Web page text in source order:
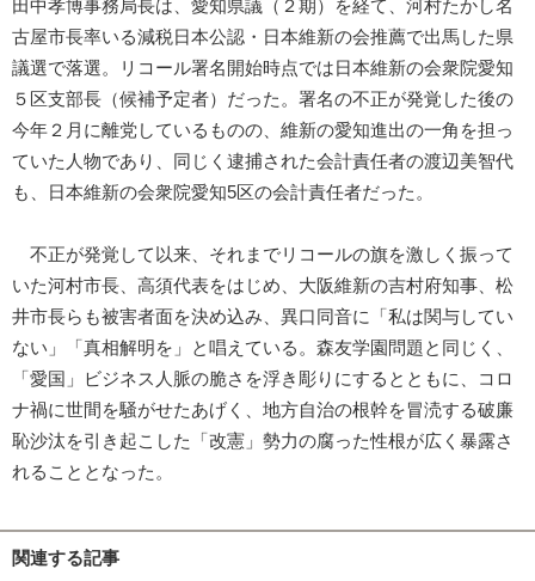
田中孝博事務局長は、愛知県議（２期）を経て、河村たかし名
古屋市長率いる減税日本公認・日本維新の会推薦で出馬した県
議選で落選。リコール署名開始時点では日本維新の会衆院愛知
５区支部長（候補予定者）だった。署名の不正が発覚した後の
今年２月に離党しているものの、維新の愛知進出の一角を担っ
ていた人物であり、同じく逮捕された会計責任者の渡辺美智代
も、日本維新の会衆院愛知5区の会計責任者だった。
不正が発覚して以来、それまでリコールの旗を激しく振って
いた河村市長、高須代表をはじめ、大阪維新の吉村府知事、松
井市長らも被害者面を決め込み、異口同音に「私は関与してい
ない」「真相解明を」と唱えている。森友学園問題と同じく、
「愛国」ビジネス人脈の脆さを浮き彫りにするとともに、コロ
ナ禍に世間を騒がせたあげく、地方自治の根幹を冒涜する破廉
恥沙汰を引き起こした「改憲」勢力の腐った性根が広く暴露さ
れることとなった。
関連する記事